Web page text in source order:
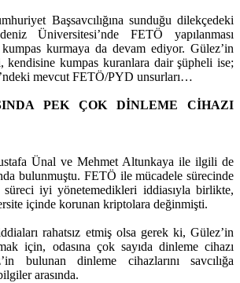
Başsavcılığına sunduğu dilekçedeki
Üniversitesi’nde FETÖ yapılanması
kumpas kurmaya da devam ediyor. Gülez’in
kendisine kumpas kuranlara dair şüpheli ise;
mevcut FETÖ/PYD unsurları…
PEK ÇOK DİNLEME CİHAZI
Ünal ve Mehmet Altunkaya ile ilgili de
bulunmuştu. FETÖ ile mücadele sürecinde
iyi yönetemedikleri iddiasıyla birlikte,
içinde korunan kriptolara değinmişti.
rahatsız etmiş olsa gerek ki, Gülez’in
için, odasına çok sayıda dinleme cihazı
bulunan dinleme cihazlarını savcılığa
arasında.